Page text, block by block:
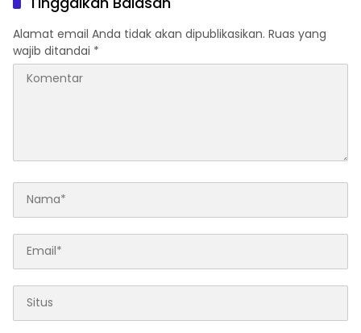
Alamat email Anda tidak akan dipublikasikan. Ruas yang
wajib ditandai *